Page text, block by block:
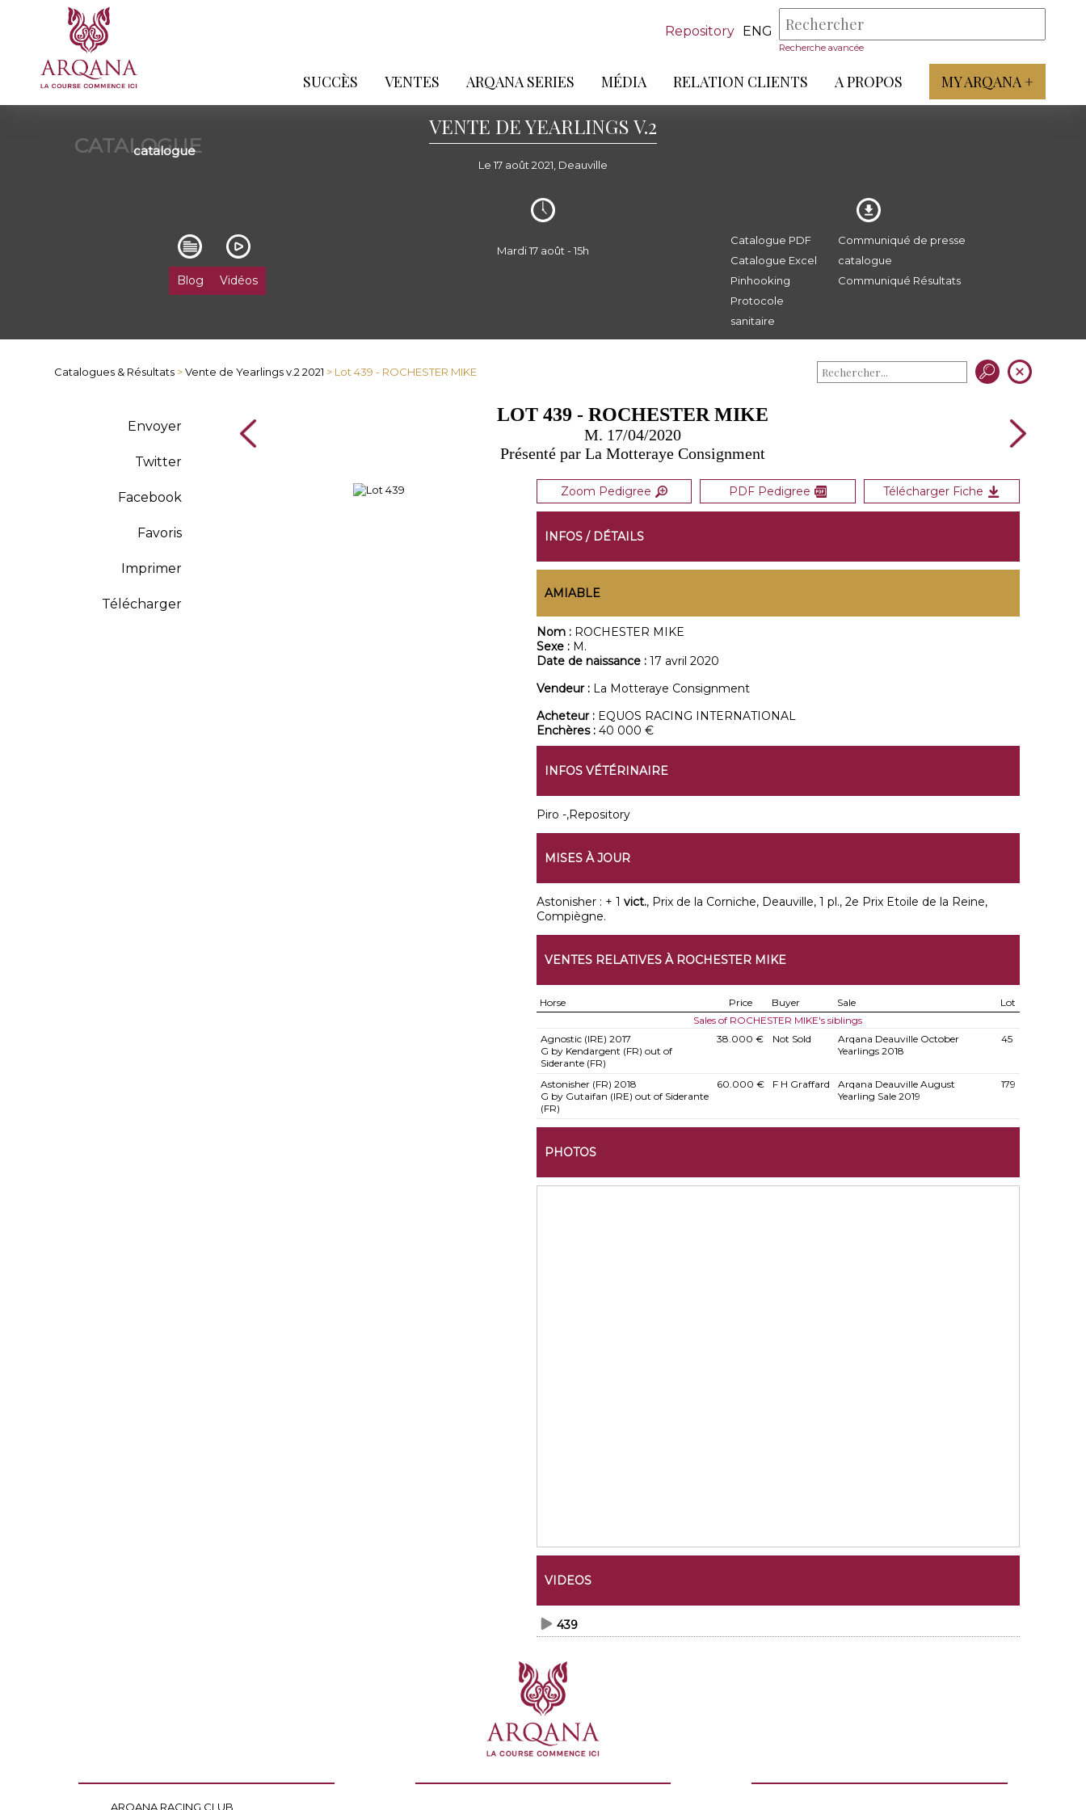
Repository ENG
Recherche avancée
SUCCÈS VENTES ARQANA SERIES MÉDIA RELATION CLIENTS A PROPOS MY ARQANA +
CATALOGUE
catalogue
VENTE DE YEARLINGS V.2
Le 17 août 2021, Deauville
Blog Vidéos
Mardi 17 août - 15h
Catalogue PDF
Catalogue Excel
Pinhooking
Protocole
sanitaire
Communiqué de presse
catalogue
Communiqué Résultats
Catalogues & Résultats >Vente de Yearlings v.2 2021 > Lot 439 - ROCHESTER MIKE
Envoyer
Twitter
Facebook
Favoris
Imprimer
Télécharger
LOT 439 - ROCHESTER MIKE
M. 17/04/2020
Présenté par La Motteraye Consignment
Zoom Pedigree PDF Pedigree Télécharger Fiche
INFOS / DÉTAILS
AMIABLE
Nom : ROCHESTER MIKE
Sexe : M.
Date de naissance : 17 avril 2020
Vendeur : La Motteraye Consignment
Acheteur : EQUOS RACING INTERNATIONAL
Enchères : 40 000 €
INFOS VÉTÉRINAIRE
Piro -,Repository
MISES À JOUR
Astonisher : + 1 vict., Prix de la Corniche, Deauville, 1 pl., 2e Prix Etoile de la Reine,
Compiègne.
VENTES RELATIVES À ROCHESTER MIKE
Horse Price Buyer Sale
Lot
Sales of ROCHESTER MIKE's siblings
Agnostic (IRE) 2017
G by Kendargent (FR) out of
Siderante (FR)
38.000 € Not Sold
Arqana Deauville October
Yearlings 2018
45
Astonisher (FR) 2018
G by Gutaifan (IRE) out of Siderante
(FR)
60.000 € F H Graffard
Arqana Deauville August
Yearling Sale 2019
179
PHOTOS
VIDEOS
439
ARQANA RACING CLUB